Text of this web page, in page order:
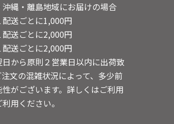
縄・離島地域にお届けの場合
送ごとに1,000円
送ごとに2,000円
ごとに2,000円
日から原則２営業日以内に出荷致
注文の混雑状況によって、多少前
がございます。詳しくはご利用
用ください。